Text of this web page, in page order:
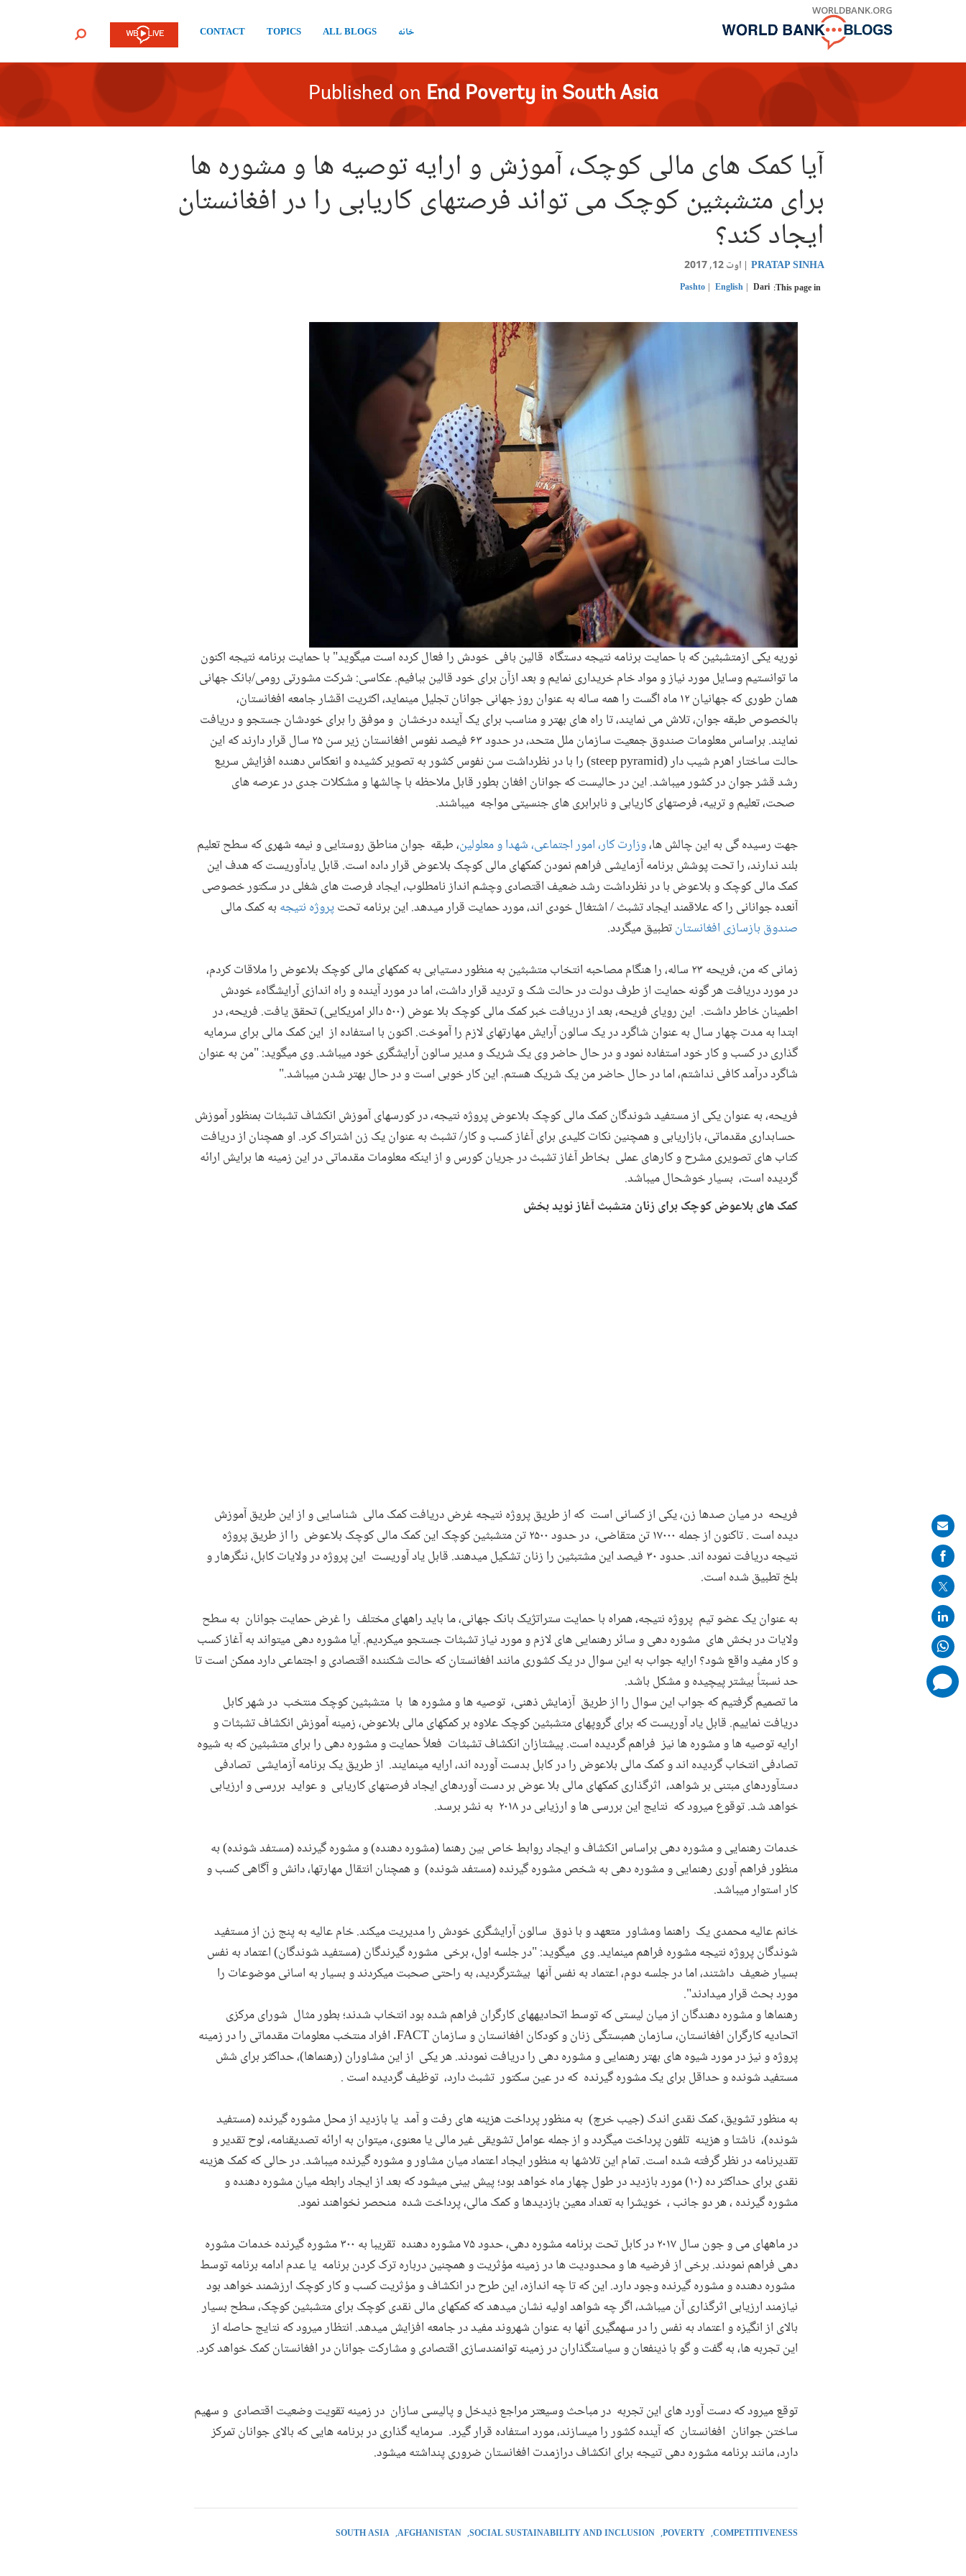
WORLDBANK.ORG
خانه ALL BLOGS
TOPICS
CONTACT
SEARCH
Published on End Poverty in South Asia
آیا کمک های مالی کوچک، آموزش و ارایه توصیه ها و مشوره ها
برای متشبثین کوچک می تواند فرصتهای کاریابی را در افغانستان
ایجاد کند؟
PRATAP SINHA اوت 12, 2017
This page in:
Dari
English
Pashto
نوریه یکی ازمتشبثین که با حمایت برنامه نتیجه دستگاه قالین بافی خودش را فعال کرده است میگوید" با حمایت برنامه نتیجه اکنون
ما توانستیم وسایل مورد نیاز و مواد خام خریداری نمایم و بعد ازآن برای خود قالین ببافیم. عکاسی: شرکت مشورتی رومی/بانک جهانی
همان طوری که جهانیان ۱۲ ماه اگست را همه ساله به عنوان روز جهانی جوانان تجلیل مینماید، اکثریت اقشار جامعه افغانستان،
بالخصوص طبقه جوان، تلاش می نمایند، تا راه های بهتر و مناسب برای یک آینده درخشان و موفق را برای خودشان جستجو و دریافت
نمایند. براساس معلومات صندوق جمعیت سازمان ملل متحد، در حدود ۶۳ فیصد نفوس افغانستان زیر سن ۲۵ سال قرار دارند که این
حالت ساختار اهرم شیب دار(steep pyramid)
را با در نظرداشت سن نفوس کشور به تصویر کشیده و انعکاس دهنده افزایش سریع
رشد قشر جوان در کشور میباشد. این در حالیست که جوانان افغان بطور قابل ملاحظه­ با چالشها و مشکلات جدی در عرصه های
صحت، تعلیم و تربیه، فرصتهای کاریابی و نابرابری های جنسیتی مواجه میباشند.
جهت رسیده گی به این چالش ها،وزارت کار، امور اجتماعی، شهدا و معلولین، طبقه جوان مناطق روستایی و نیمه شهری که سطح تعلیم
بلند ندارند، را تحت پوشش برنامه آزمایشی فراهم نمودن کمکهای مالی کوچک بلاعوض قرار داده است. قابل یادآوریست که هدف این
کمک مالی کوچک و بلاعوض با در نظرداشت رشد ضعیف اقتصادی وچشم انداز نامطلوب، ایجاد فرصت های شغلی در سکتور خصوصی
آنعده جوانانی را که علاقمند ایجاد تشبث / اشتغال خودی اند، مورد حمایت قرار میدهد. این برنامه تحتپروژه نتیجه به کمک مالی
صندوق بازسازی افغانستانتطبیق میگردد.
زمانی که من، فریحه ۲۳ ساله، را هنگام مصاحبه انتخاب متشبثین به منظور دستیابی به کمکهای مالی کوچک بلاعوض را ملاقات کردم،
در مورد دریافت هر گونه حمایت از طرف دولت در حالت شک و تردید قرار داشت، اما در مورد آینده و راه اندازی آرایشگاهء خودش
اطمینان خاطر داشت. این رویای فریحه، بعد از دریافت خبر کمک مالی کوچک بلا عوض (۵۰۰ دالر امریکایی) تحقق یافت. فریحه، در
ابتدا به مدت چهار سال به عنوان شاگرد در یک سالون آرایش مهارتهای لازم را آموخت. اکنون با استفاده از این کمک مالی برای سرمایه
گذاری در کسب و کار خود استفاده نمود و در حال حاضر وی یک شریک و مدیر سالون آرایشگری خود میباشد. وی میگوید: "من به عنوان
شاگرد درآمد کافی نداشتم، اما در حال حاضر من یک شریک هستم. این کار خوبی است و در حال بهتر شدن میباشد."
فریحه، به عنوان یکی از مستفید شوندگان کمک مالی کوچک بلاعوض پروژه نتیجه، در کورسهای آموزش انکشاف تشبثات بمنظور آموزش
حسابداری مقدماتی، بازاریابی و همچنین نکات کلیدی برای آغاز کسب و کار/ تشبث به عنوان یک زن اشتراک کرد. او همچنان از دریافت
کتاب های تصویری مشرح و کارهای عملی بخاطر آغاز تشبث در جریان کورس و از اینکه معلومات مقدماتی در این زمینه ها برایش ارائه
گردیده است، بسیار خوشحال میباشد.
کمک های بلاعوض کوچک برای زنان متشبث آغاز نوید بخش
فریحه در میان صدها زن، یکی از کسانی است که از طریق پروژه نتیجه غرض دریافت کمک مالی شناسایی و از این طریق آموزش
دیده است . تاکنون از جمله ۱۷۰۰۰ تن متقاضی، در حدود ۲۵۰۰ تن متشبثین کوچک این کمک مالی کوچک بلاعوض را از طریق پروژه
نتیجه دریافت نموده اند. حدود ۳۰ فیصد این مشتبثین را زنان تشکیل میدهند. قابل یاد آوریست این پروژه در ولایات کابل، ننگرهار و
بلخ تطبیق شده است.
به عنوان یک عضو تیم پروژه نتیجه، همراه با حمایت ستراتژیک بانک جهانی، ما باید راههای مختلف را غرض حمایت جوانان به سطح
ولایات در بخش های مشوره دهی و سائر رهنمایی های لازم و مورد نیاز تشبثات جستجو میکردیم. آیا مشوره دهی میتواند به آغاز کسب
و کار مفید واقع شود؟ ارایه جواب به این سوال در یک کشوری مانند افغانستان که حالت شکننده اقتصادی و اجتماعی دارد ممکن است تا
حد نسبتاً بیشتر پیچیده و مشکل باشد.
ما تصمیم گرفتیم که جواب این سوال را از طریق آزمایش ذهنی، توصیه ها و مشوره ها با متشبثین کوچک منتخب در شهر کابل
دریافت نماییم. قابل یاد آوریست که برای گروپهای متشبثین کوچک علاوه بر کمکهای مالی بلاعوض، زمینه آموزش انکشاف تشبثات و
ارایه توصیه ها و مشوره ها نیز فراهم گردیده است. پیشتازان انکشاف تشبثات فعلاً حمایت و مشوره دهی را برای متشبثین که به شیوه
تصادفی انتخاب گردیده اند و کمک مالی بلاعوض را در کابل بدست آورده اند، ارایه مینمایند. از طریق یک برنامه آزمایشی تصادفی
دستآوردهای مبتنی بر شواهد، اثرگذاری کمکهای مالی بلا عوض بر دست آوردهای ایجاد فرصتهای کاریابی و عواید بررسی و ارزیابی
خواهد شد. توقوع میرود که نتایج این بررسی ها و ارزیابی در ۲۰۱۸ به نشر برسد.
خدمات رهنمایی و مشوره دهی براساس انکشاف و ایجاد روابط خاص بین رهنما (مشوره دهنده) و مشوره گیرنده (مستفد شونده) به
منظور فراهم آوری رهنمایی و مشوره دهی به شخص مشوره گیرنده (مستفد شونده) و همچنان انتقال مهارتها، دانش و آگاهی کسب و
کار استوار میباشد.
خانم عالیه محمدی یک راهنما ومشاور ­ متعهد و با ذوق سالون آرایشگری خودش را مدیریت میکند. خام عالیه به پنج زن از مستفید
شوندگان پروژه نتیجه مشوره فراهم مینماید. وی میگوید: "در جلسه اول، برخی مشوره گیرندگان (مستفید شوندگان) اعتماد به نفس
بسیار ضعیف داشتند، اما در جلسه دوم، اعتماد به نفس آنها بیشترگردید، به راحتی صحبت میکردند و بسیار به اسانی موضوعات را
مورد بحث قرار میدادند".
رهنماها و مشوره دهندگان از میان لیستی که توسط اتحادیه­های کارگران فراهم شده بود انتخاب شدند؛ بطور مثال شورای مرکزی
اتحادیه کارگران افغانستان، سازمان همبستگی زنان و کودکان افغانستان و سازمانFACT. افراد منتخب معلومات مقدماتی را در زمینه
پروژه و نیز در مورد شیوه های بهتر رهنمایی و مشوره دهی را دریافت نمودند. هر یکی از این مشاوران (رهنماها)، حداکثر برای شش
مستفید شونده و حداقل برای یک مشوره گیرنده که در عین سکتور تشبث دارد، توظیف گردیده است .
به منظور تشویق، کمک نقدی اندک (جیب خرچ) به منظور پرداخت هزینه های رفت و آمد یا بازدید از محل مشوره گیرنده (مستفید
شونده)، ناشتا و هزینه تلفون پرداخت میگردد و از جمله عوامل تشویقی غیر مالی یا معنوی، میتوان به ارائه تصدیقنامه، لوح تقدیر و
تقدیرنامه در نظر گرفته شده است. تمام این تلاشها به منظور ایجاد اعتماد میان مشاور و مشوره گیرنده میباشد. در حالی که کمک هزینه
نقدی برای حداکثر ده (۱۰) مورد بازدید در طول چهار ماه خواهد بود؛ پیش بینی میشود که بعد از ایجاد رابطه میان مشوره دهنده و
مشوره گیرنده ، هر دو جانب ، خویشرا به تعداد معین بازدیدها و کمک مالی، پرداخت شده منحصر نخواهند نمود.
در ماههای می و جون سال ۲۰۱۷ در کابل تحت برنامه مشوره دهی، حدود ۷۵ مشوره دهنده تقریبا به ۳۰۰ مشوره گیرنده خدمات مشوره
دهی فراهم نمودند. برخی از فرضیه ها و محدودیت ها در زمینه مؤثریت و همچنین درباره ترک کردن برنامه یا عدم ادامه برنامه توسط
مشوره دهنده و مشوره گیرنده وجود دارد. این که تا چه اندازه، این طرح در انکشاف و مؤثریت کسب و کار کوچک ارزشمند خواهد بود
نیازمند ارزیابی اثرگذاری آن میباشد، اگر چه شواهد اولیه نشان میدهد که کمکهای مالی نقدی کوچک برای متشبثین کوچک، سطح بسیار
بالای از انگیزه و اعتماد به نفس را در سهمگیری آنها به عنوان شهروند مفید در جامعه افزایش میدهد. انتظار میرود که نتایج حاصله از
این تجربه ها، به گفت و گو با ذینفعان و سیاستگذاران در زمینه توانمندسازی اقتصادی و مشارکت جوانان در افغانستان کمک خواهد کرد.
توقع میرود که دست آورد های این تجربه در مباحث وسیعتر مراجع ذیدخل و پالیسی سازان در زمینه تقویت وضعیت اقتصادی و سهیم
ساختن جوانان افغانستان که آینده کشور را میسازند، مورد استفاده قرار گیرد. سرمایه گذاری در برنامه هایی که بالای جوانان تمرکز
دارد، مانند برنامه مشوره دهی تنیجه برای انکشاف درازمدت افغانستان ضروری پنداشته میشود.
COMPETITIVENESS
POVERTY
SOCIAL SUSTAINABILITY AND INCLUSION
AFGHANISTAN
SOUTH ASIA
Share
on
mail
comments
added